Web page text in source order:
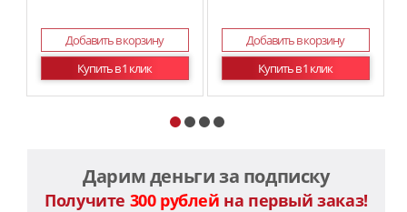
Добавить в корзину
Купить в 1 клик
Добавить в корзину
Купить в 1 клик
Дарим деньги за подписку
Получите 300 рублей на первый заказ!